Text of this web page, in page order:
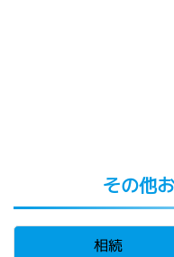
その他
相続